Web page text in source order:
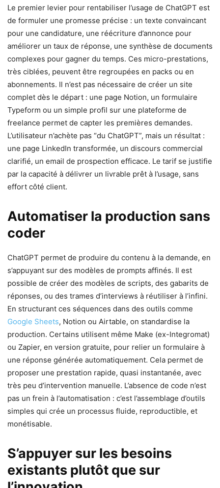
Le premier levier pour rentabiliser l’usage de ChatGPT est
de formuler une promesse précise : un texte convaincant
pour une candidature, une réécriture d’annonce pour
améliorer un taux de réponse, une synthèse de documents
complexes pour gagner du temps. Ces micro-prestations,
très ciblées, peuvent être regroupées en packs ou en
abonnements. Il n’est pas nécessaire de créer un site
complet dès le départ : une page Notion, un formulaire
Typeform ou un simple profil sur une plateforme de
freelance permet de capter les premières demandes.
L’utilisateur n’achète pas “du ChatGPT”, mais un résultat :
une page LinkedIn transformée, un discours commercial
clarifié, un email de prospection efficace. Le tarif se justifie
par la capacité à délivrer un livrable prêt à l’usage, sans
effort côté client.
Automatiser la production sans
coder
ChatGPT permet de produire du contenu à la demande, en
s’appuyant sur des modèles de prompts affinés. Il est
possible de créer des modèles de scripts, des gabarits de
réponses, ou des trames d’interviews à réutiliser à l’infini.
En structurant ces séquences dans des outils comme
Google Sheets, Notion ou Airtable, on standardise la
production. Certains utilisent même Make (ex-Integromat)
ou Zapier, en version gratuite, pour relier un formulaire à
une réponse générée automatiquement. Cela permet de
proposer une prestation rapide, quasi instantanée, avec
très peu d’intervention manuelle. L’absence de code n’est
pas un frein à l’automatisation : c’est l’assemblage d’outils
simples qui crée un processus fluide, reproductible, et
monétisable.
S’appuyer sur les besoins
existants plutôt que sur